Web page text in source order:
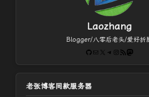
Laozhang
Blogger/八零后老头/爱好折
GitHub
电子邮件 X Telegram
Instagram
RSS Feed
老张博客同款服务器